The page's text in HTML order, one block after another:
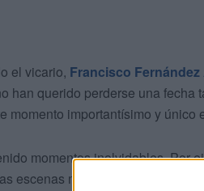
el vicario, Francisco
han querido perderse una
momento importantísimo y único
momentos inolvidables. Por
escenas mágicas que vivieron